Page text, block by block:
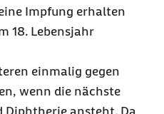
Impfung erhalten
18. Lebensjahr
einmalig gegen
wenn die nächste